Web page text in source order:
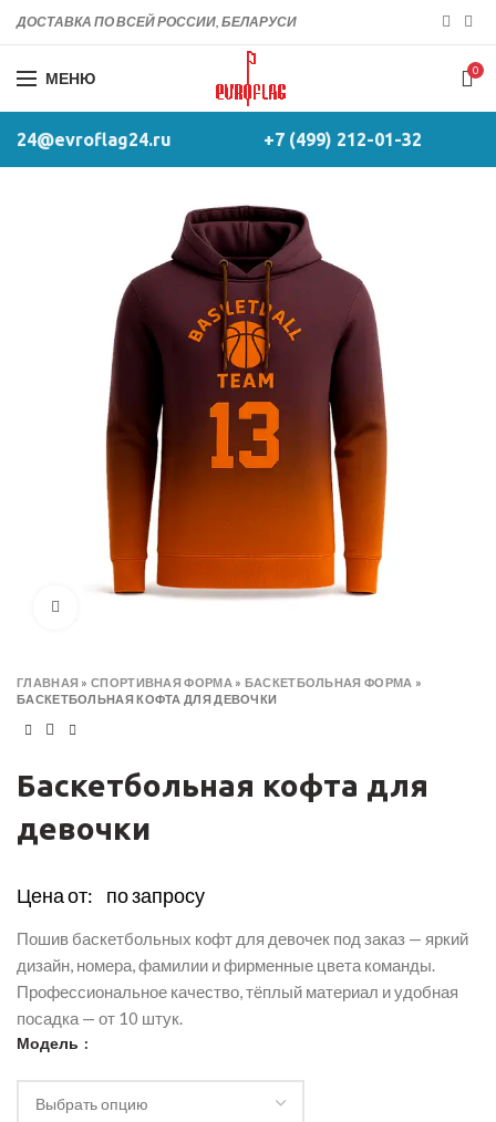
ДОСТАВКА ПО ВСЕЙ РОССИИ, БЕЛАРУСИ
МЕНЮ 0
24@evroflag24.ru +7 (499) 212-01-32
ГЛАВНАЯ »СПОРТИВНАЯ ФОРМА » БАСКЕТБОЛЬНАЯ ФОРМА »
БАСКЕТБОЛЬНАЯ КОФТА ДЛЯ ДЕВОЧКИ
Баскетбольная кофта для
девочки
Цена от: по запросу
Пошив баскетбольных кофт для девочек под заказ — яркий
дизайн, номера, фамилии и фирменные цвета команды.
Профессиональное качество, тёплый материал и удобная
посадка — от 10 штук.
Модель